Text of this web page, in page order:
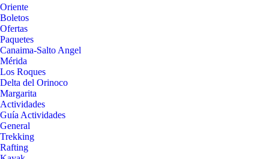
Oriente
Boletos
Ofertas
Paquetes
Canaima-Salto Angel
Mérida
Los Roques
Delta del Orinoco
Margarita
Actividades
Guía Actividades
General
Trekking
Rafting